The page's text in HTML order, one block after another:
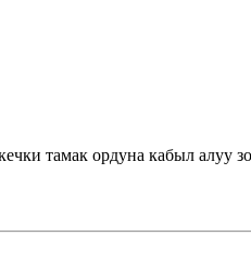
тамак ордуна кабыл алуу